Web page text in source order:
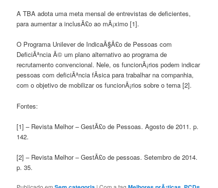
A TBA adota uma meta mensal de entrevistas de deficientes,
para aumentar a inclusÃ£o ao mÃ¡ximo [1].
O Programa Unilever de IndicaÃ§Ã£o de Pessoas com
DeficiÃªncia Ã© um plano alternativo ao programa de
recrutamento convencional. Nele, os funcionÃ¡rios podem indicar
pessoas com deficiÃªncia fÃ­sica para trabalhar na companhia,
com o objetivo de mobilizar os funcionÃ¡rios sobre o tema [2].
Fontes:
[1] – Revista Melhor – GestÃ£o de Pessoas. Agosto de 2011. p.
142.
[2] – Revista Melhor – GestÃ£o de pessoas. Setembro de 2014.
p. 35.